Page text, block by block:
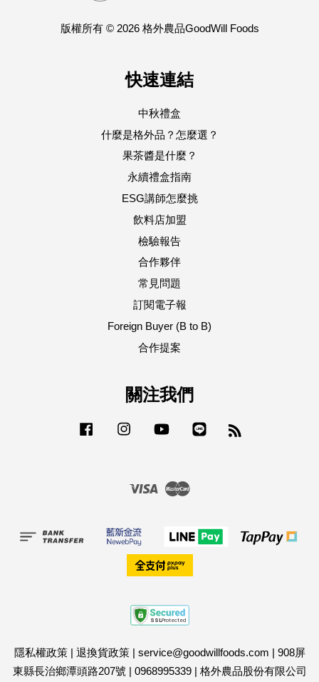
版權所有 © 2026 格外農品GoodWill Foods
快速連結
中秋禮盒
什麼是格外品？怎麼選？
果茶醬是什麼？
永續禮盒指南
ESG講師怎麼挑
飲料店加盟
檢驗報告
合作夥伴
常見問題
訂閱電子報
Foreign Buyer (B to B)
合作提案
關注我們
Facebook Instagram YouTube
Visa
隱私權政策| 退換貨政策| service@goodwillfoods.com | 908屏
東縣長治鄉潭頭路207號 | 0968995339| 格外農品股份有限公司